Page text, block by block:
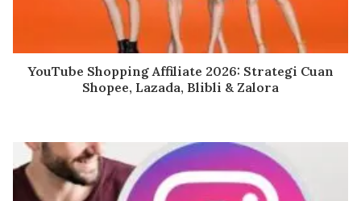
YouTube Shopping Affiliate 2026: Strategi Cuan
Shopee, Lazada, Blibli & Zalora